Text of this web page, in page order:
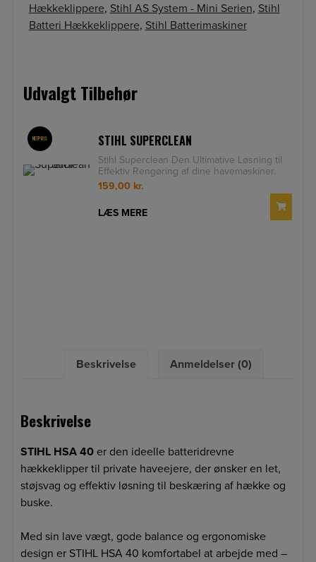
Hækkeklippere, Stihl AS System - Mini Serien, Stihl
Batteri Hækkeklippere, Stihl Batterimaskiner
Udvalgt Tilbehør
NETPRIS STIHL SUPERCLEAN
Stihl Superclean Den Ultimative Løsning til
Effektiv Rengøring af dine havemaskiner.
Stihl Super
159,00 kr.
LÆS MERE
Beskrivelse Anmeldelser (0)
Beskrivelse
STIHL HSA 40er den ideelle batteridrevne
hækkeklipper til private haveejere, der ønsker en let,
støjsvag og effektiv løsning til beskæring af hække og
buske.
Med sin lave vægt, gode balance og ergonomiske
design er STIHL HSA 40 komfortabel at arbejde med –